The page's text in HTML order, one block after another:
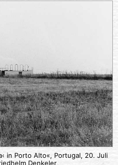
in Porto Alto«, Portugal, 20. Juli
Denkeler